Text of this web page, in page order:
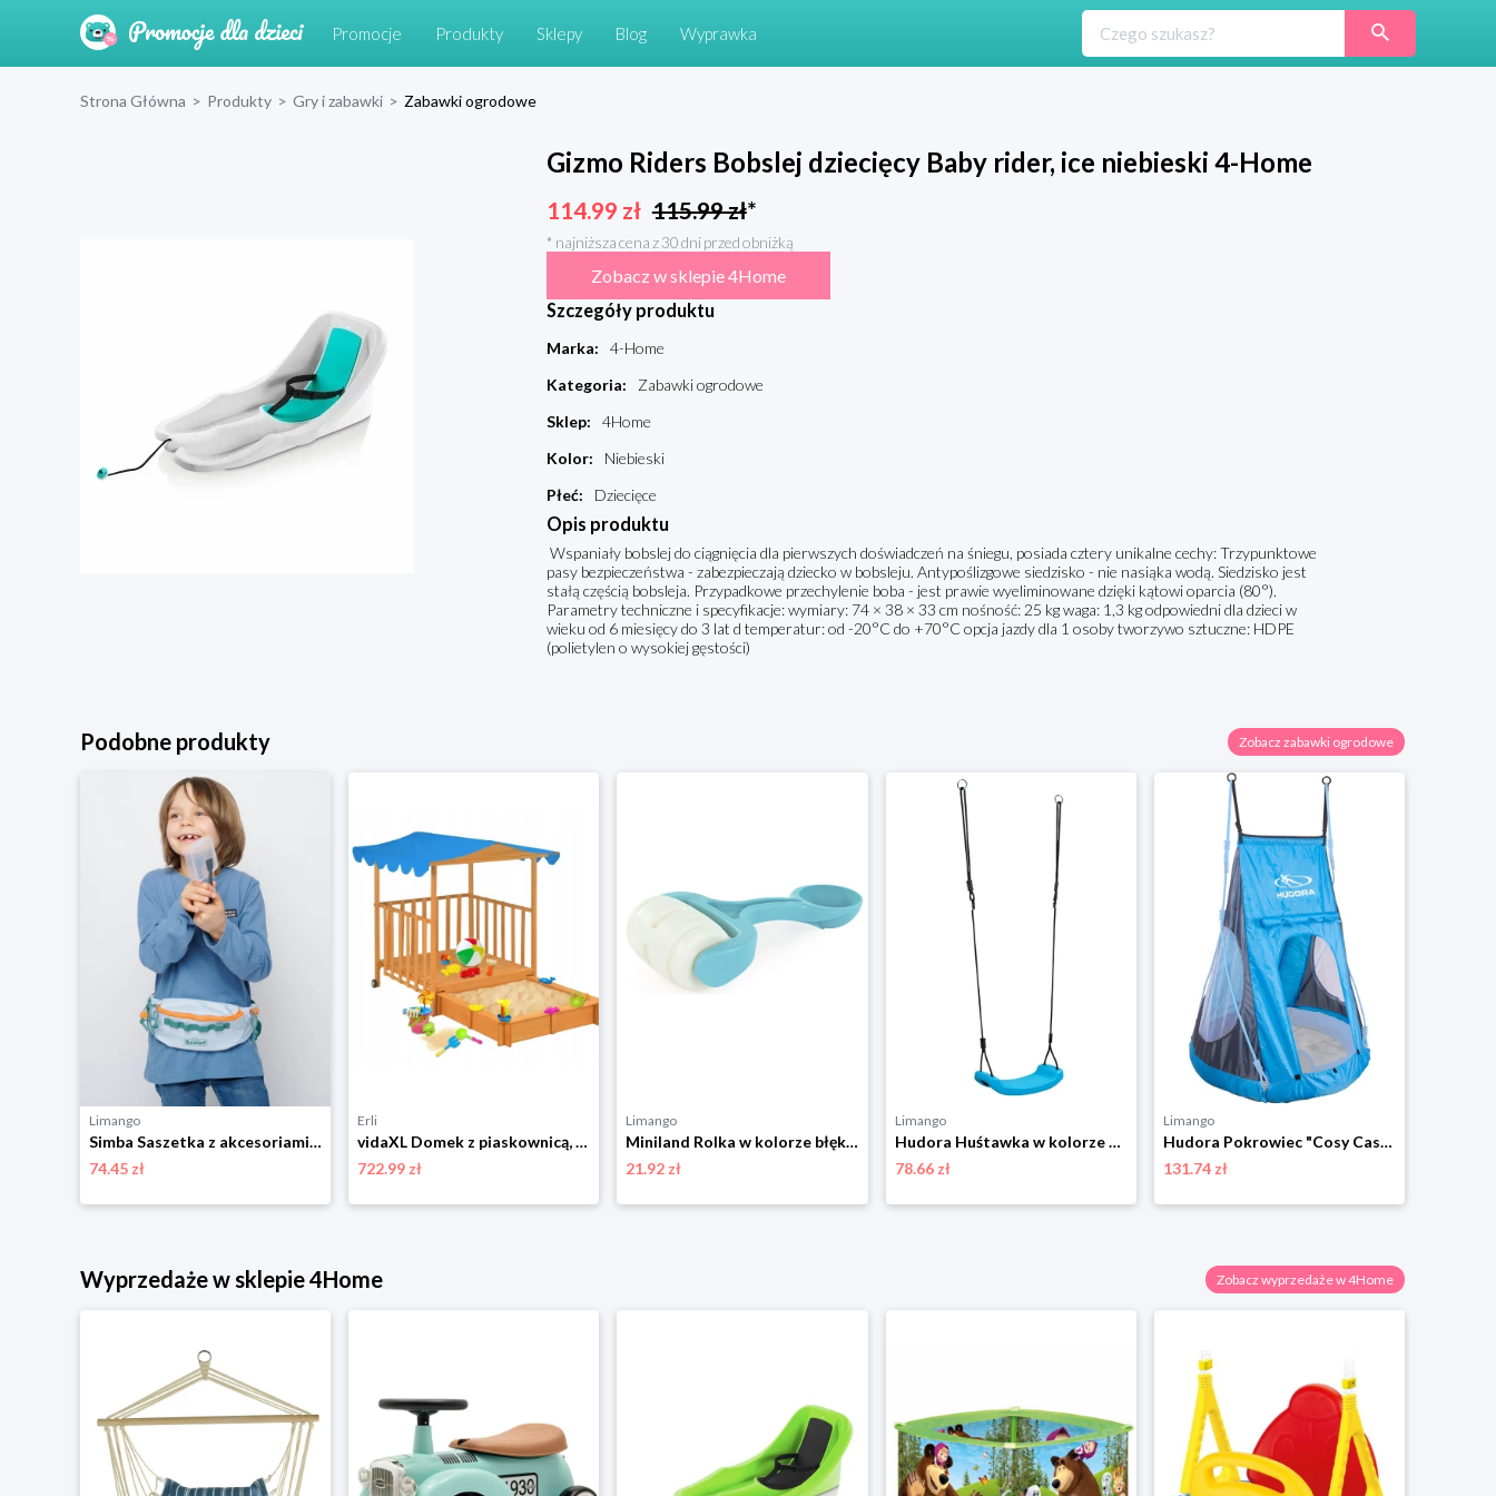
Promocje Produkty Sklepy Blog Wyprawka
Strona Główna > Produkty > Gry i zabawki > Zabawki ogrodowe
Gizmo Riders Bobslej dziecięcy Baby rider, ice niebieski 4-Home
114.99 zł 115.99zł*
* najniższa cena z 30 dni przed obniżką
Zobacz w sklepie 4Home
Szczegóły produktu
Marka:
4-Home
Kategoria:
Zabawki ogrodowe
Sklep:
4Home
Kolor:
Niebieski
Płeć: Dziecięce
Opis produktu
Wspaniały bobslej do ciągnięcia dla pierwszych doświadczeń na śniegu, posiada cztery unikalne cechy: Trzypunktowe
pasy bezpieczeństwa - zabezpieczają dziecko w bobsleju. Antypoślizgowe siedzisko - nie nasiąka wodą. Siedzisko jest
stałą częścią bobsleja. Przypadkowe przechylenie boba - jest prawie wyeliminowane dzięki kątowi oparcia (80°).
Parametry techniczne i specyfikacje: wymiary: 74 × 38 × 33 cm nośność: 25 kg waga: 1,3 kg odpowiedni dla dzieci w
wieku od 6 miesięcy do 3 lat d temperatur: od -20°C do +70°C opcja jazdy dla 1 osoby tworzywo sztuczne: HDPE
(polietylen o wysokiej gęstości)
Podobne produkty Zobacz zabawki ogrodowe
Limango
Simba Saszetka z akcesoriami - 3+ rozmiar: onesize
74.45 zł
Erli
vidaXL Domek z piaskownicą, drewno jodłowe, niebieski, UV50
722.99 zł
Limango
Miniland Rolka w kolorze błękitnym do piasku - 18 m+ rozmiar: onesize
21.92 zł
Limango
Hudora Huśtawka w kolorze błękitnym - 3+ rozmiar: onesize
78.66 zł
Limango
Hudora Pokrowiec "Cosy Castle" w kolorze błękitnym na huśtawkę - 3+ rozmiar: onesize
131.74 zł
Wyprzedaże w sklepie 4Home Zobacz wyprzedaże w 4Home